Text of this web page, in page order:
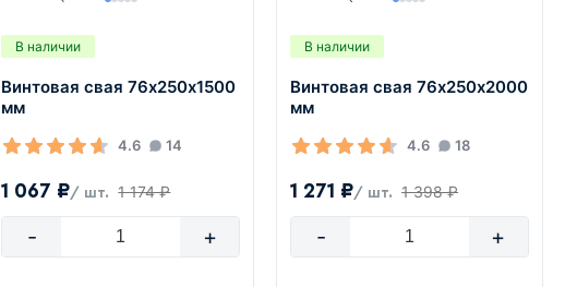
В наличии
Винтовая свая 76х250х1500
мм
4.6 14
1 067 ₽/ шт. 1 174 ₽
- +
В наличии
Винтовая свая 76х250х2000
мм
4.6 18
1 271 ₽/ шт. 1 398 ₽
- +